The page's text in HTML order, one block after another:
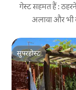
गेस्ट सहमत हैं :
अलावा और भी
सुपरहोस्ट
सुपरहोस्ट